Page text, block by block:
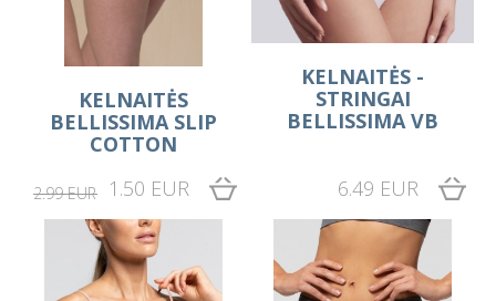
KELNAITĖS
BELLISSIMA SLIP
COTTON
2.99 EUR 1.50 EUR
KELNAITĖS -
STRINGAI
BELLISSIMA VB
6.49 EUR